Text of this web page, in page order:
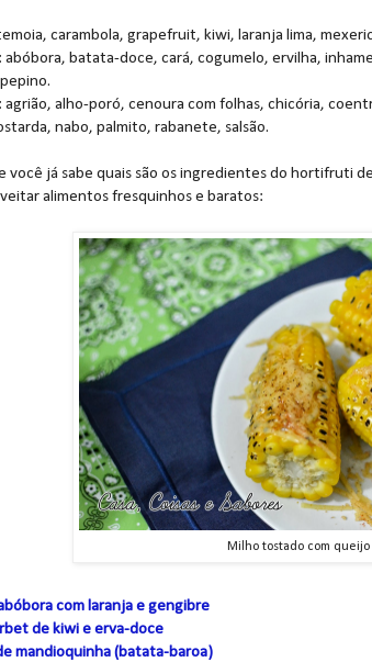
carambola, grapefruit, kiwi, laranja lima,
: abóbora, batata-doce, cará, cogumelo, ervilha,
: agrião, alho-poró, cenoura com folhas, chicória,
nabo, palmito, rabanete, salsão.
você já sabe quais são os ingredientes do hortifruti
alimentos fresquinhos e baratos:
Milho tostado com queijo
com laranja e gengibre
de kiwi e erva-doce
mandioquinha (batata-baroa)